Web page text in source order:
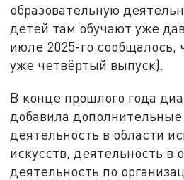
образовательную
детей там обучают уже
июле 2025-го сообщалось,
уже четвёртый выпуск).
В конце прошлого года
добавила
деятельность в области
искусств, деятельность в
деятельность по